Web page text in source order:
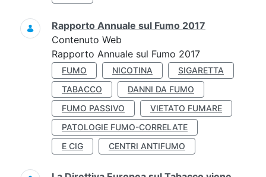
Rapporto Annuale sul Fumo 2017
Contenuto Web
Rapporto Annuale sul Fumo 2017
FUMO NICOTINA
SIGARETTA
TABACCO
DANNI DA FUMO
FUMO PASSIVO
VIETATO FUMARE
PATOLOGIE FUMO-CORRELATE
E CIG
CENTRI ANTIFUMO